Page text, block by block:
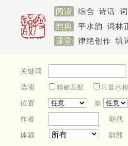
阅读 综合 诗话
韵典
平水韵 词林
课堂
律绝创作 填
关键词
选项 精确匹配 只显示
位置 第
作者 朝代
体裁 韵部